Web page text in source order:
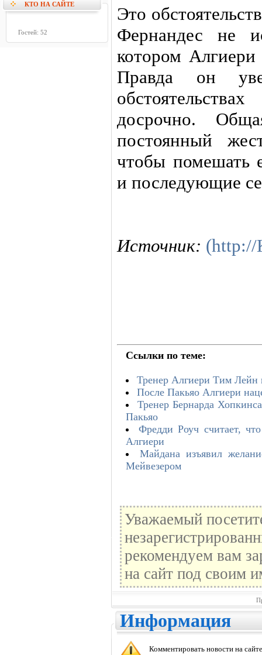
КТО НА САЙТЕ
Гостей: 52
Это
Фернандес не
котором
Правда он
досрочно.
постоянный
чтобы помешать
и последующие
Источник: (http://
Ссылки по теме:
Тренер Алгиери Тим Лейн
После Пакьяо Алгиери
Тренер Бернарда
Пакьяо
Фредди Роуч считает,
Алгиери
Майдана изъявил
Мейвезером
Уважаемый
рекомендуем вам
на сайт под своим
Информация
Комментировать новости на